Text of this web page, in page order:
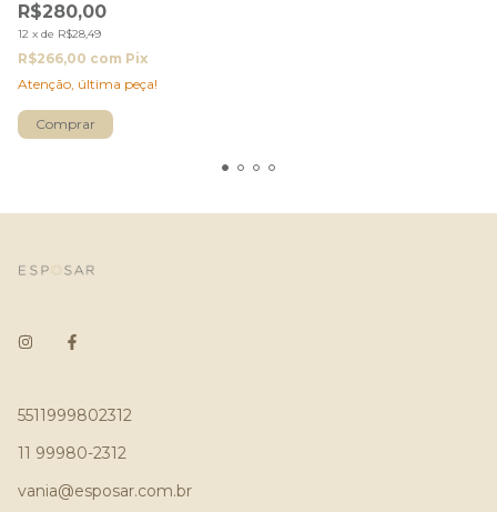
R$280,00
12 x de R$28,49
R$266,00 com Pix
Atenção, última peça!
5511999802312
11 99980-2312
vania@esposar.com.br